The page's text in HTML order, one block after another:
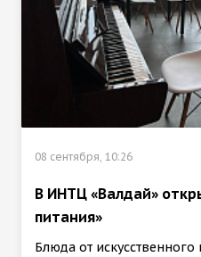
08 сентября, 10:26
В ИНТЦ «Валдай»
питания»
Блюда от искусственного